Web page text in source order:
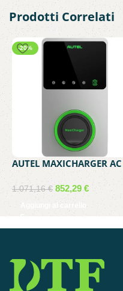
Prodotti Correlati
-20%
AUTEL MAXICHARGER AC
WALLBOX MONOFASE
7KW/32A CON PRESA TIPO
1.071,16€ 852,29 €
Aggiungi al carrello